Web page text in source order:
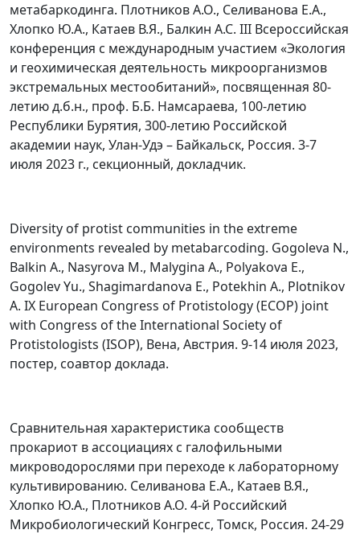
метабаркодинга. Плотников А.О., Селиванова Е.А.,
Хлопко Ю.А., Катаев В.Я., Балкин А.С. III Всероссийская
конференция с международным участием «Экология
и геохимическая деятельность микроорганизмов
экстремальных местообитаний», посвященная 80-
летию д.б.н., проф. Б.Б. Намсараева, 100-летию
Республики Бурятия, 300-летию Российской
академии наук, Улан-Удэ – Байкальск, Россия. 3-7
июля 2023 г., секционный, докладчик.
Diversity of protist communities in the extreme
environments revealed by metabarcoding. Gogoleva N.,
Balkin A., Nasyrova M., Malygina A., Polyakova E.,
Gogolev Yu., Shagimardanova E., Potekhin A., Plotnikov
A. IX European Congress of Protistology (ECOP) joint
with Congress of the International Society of
Protistologists (ISOP), Вена, Австрия. 9-14 июля 2023,
постер, соавтор доклада.
Сравнительная характеристика сообществ
прокариот в ассоциациях с галофильными
микроводорослями при переходе к лабораторному
культивированию. Селиванова Е.А., Катаев В.Я.,
Хлопко Ю.А., Плотников А.О. 4-й Российский
Микробиологический Конгресс, Томск, Россия. 24-29